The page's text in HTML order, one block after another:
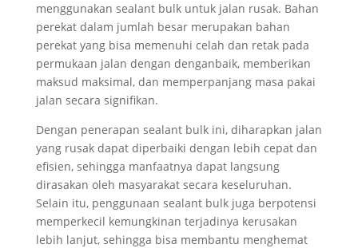
menggunakan sealant bulk untuk jalan rusak. Bahan
perekat dalam jumlah besar merupakan bahan
perekat yang bisa memenuhi celah dan retak pada
permukaan jalan dengan denganbaik, memberikan
maksud maksimal, dan memperpanjang masa pakai
jalan secara signifikan.
Dengan penerapan sealant bulk ini, diharapkan jalan
yang rusak dapat diperbaiki dengan lebih cepat dan
efisien, sehingga manfaatnya dapat langsung
dirasakan oleh masyarakat secara keseluruhan.
Selain itu, penggunaan sealant bulk juga berpotensi
memperkecil kemungkinan terjadinya kerusakan
lebih lanjut, sehingga bisa membantu menghemat